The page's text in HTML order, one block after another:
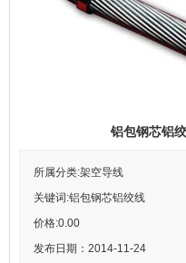
铝包钢芯铝
所属分类:架空导线
关键词:铝包钢芯铝绞线
价格:0.00
发布日期：2014-11-24